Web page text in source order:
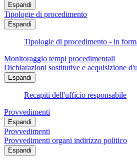
Espandi
Tipologie di procedimento
Espandi
Tipologie di procedimento - in
Monitoraggio tempi procedimentali
Dichiarazioni sostitutive e acquisizione
Espandi
Recapiti dell'ufficio responsabile
Provvedimenti
Espandi
Provvedimenti
Provvedimenti organi indirizzo politico
Espandi